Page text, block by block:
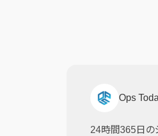
Ops
24時間365日の